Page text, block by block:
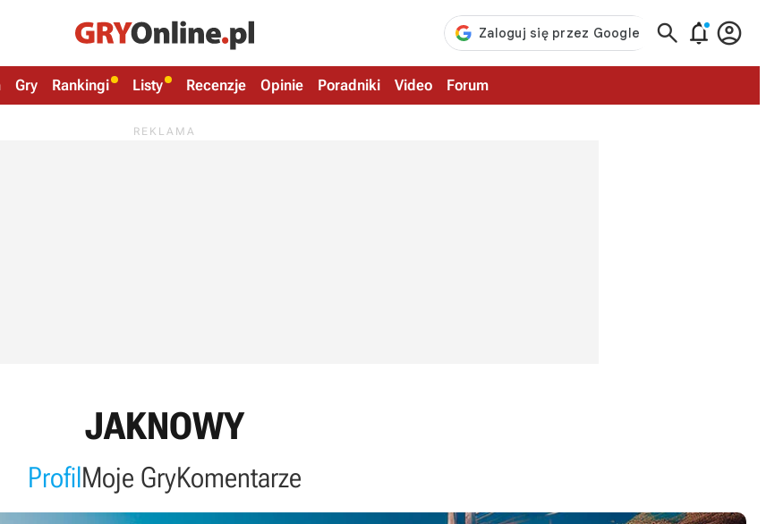
  
Gry Rankingi Listy Recenzje Opinie Poradniki Video Forum
JAKNOWY
ProfilMoje GryKomentarze